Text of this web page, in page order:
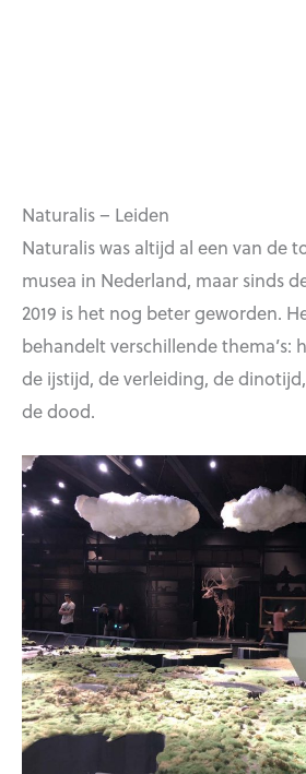
Naturalis – Leiden
Naturalis was altijd al een van de
musea in Nederland, maar sinds
2019 is het nog beter geworden.
behandelt verschillende thema’s:
de ijstijd, de verleiding, de
de dood.